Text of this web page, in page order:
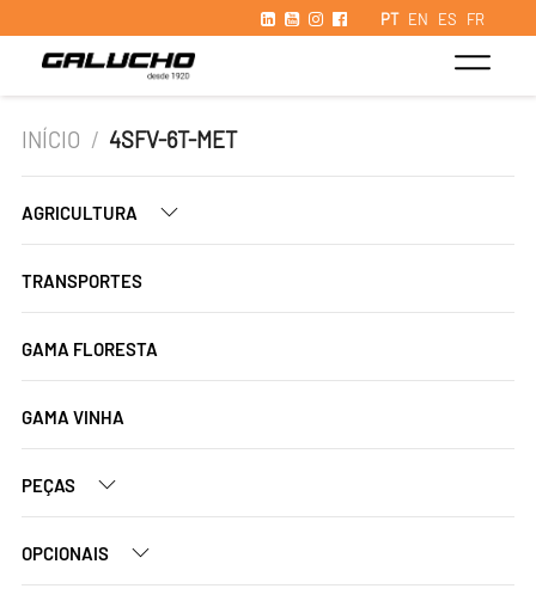
PT EN ES FR
INÍCIO / 4SFV-6T-MET
AGRICULTURA
TRANSPORTES
GAMA FLORESTA
GAMA VINHA
PEÇAS
OPCIONAIS